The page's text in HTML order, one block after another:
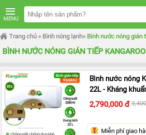
MENU
TRANG
CHỦ
MÁY
LỌC
NƯỚC
KANGAROO
TỦ
MÁY
NƯỚC
KANGAROO
TỦ
ĐỨNG
Trang chủ » Bình nóng lạnh» Bình nước nóng gián
BÌNH NƯỚC NÓNG GIÁN TIẾP KANGAROO
Bình nước nóng
22L - Kháng
2,790,000 đ
Miễn phí giao